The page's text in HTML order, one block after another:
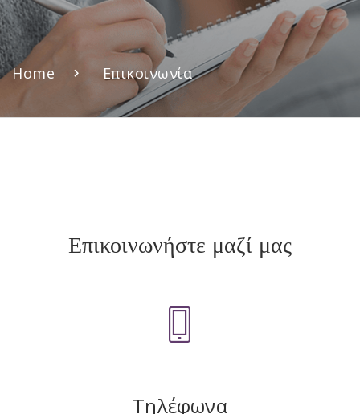
Home Επικοινωνία
Επικοινωνήστε μαζί μας
Τηλέφωνα